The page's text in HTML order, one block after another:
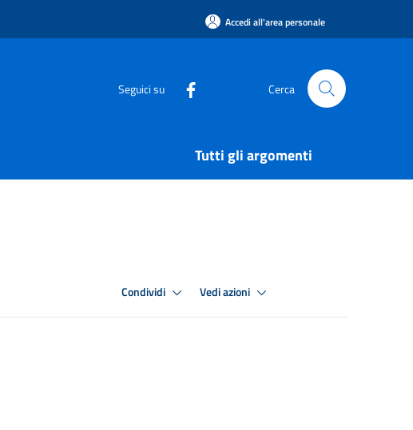
Accedi all'area personale
Seguici su Cerca
Tutti gli argomenti
Condividi Vedi azioni